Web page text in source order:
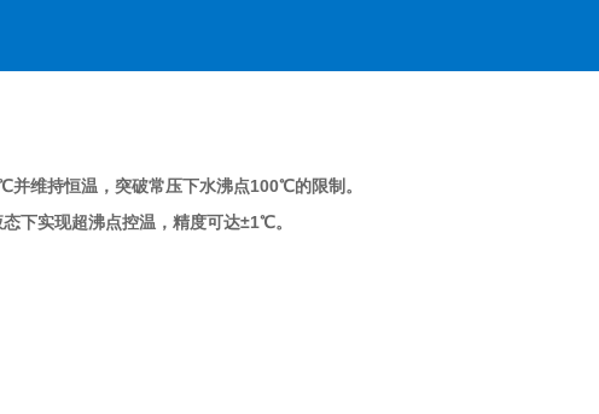
并维持恒温，突破常压下水沸点100℃的限制 。
下实现超沸点控温，精度可达±1℃。